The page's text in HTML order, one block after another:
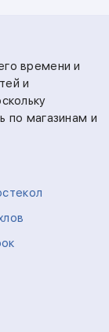
времени и
и
по магазинам и